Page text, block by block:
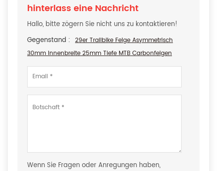
hinterlass eine Nachricht
Hallo, bitte zögern Sie nicht uns zu kontaktieren!
Gegenstand : 29er Trailbike Felge Asymmetrisch
30mm Innenbreite 25mm Tiefe MTB Carbonfelgen
Wenn Sie Fragen oder Anregungen haben,